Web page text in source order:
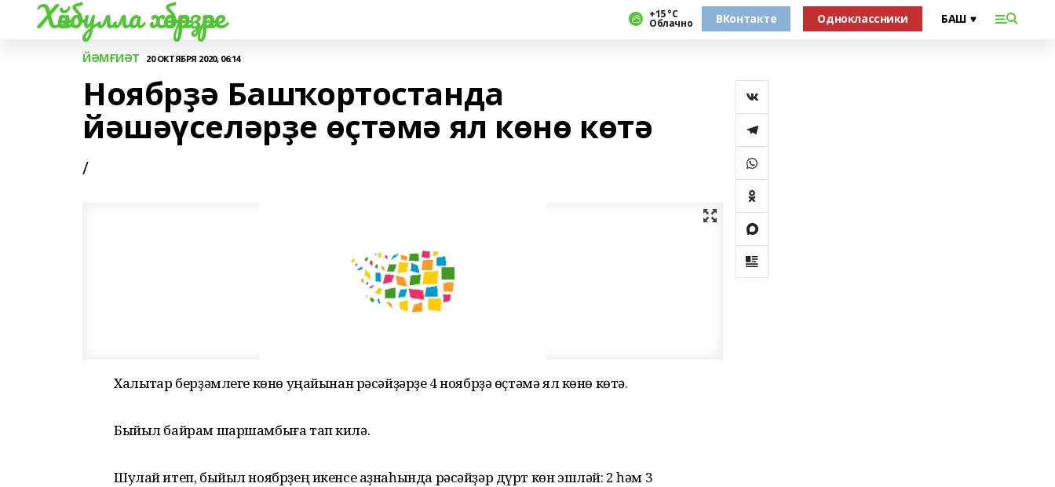
Хәйбулла хәбәрҙәре +15 °С
Облачно ВКонтакте Одноклассники
ЙӘМҒИӘТ 20 ОКТЯБРЯ 2020, 06:14
Ноябрҙә Башҡортостанда
йәшәүселәрҙе өҫтәмә ял көнө көтә
/
Халыҡтар берҙәмлеге көнө уңайынан рәсәйҙәрҙе 4 ноябрҙә өҫтәмә ял көнө көтә.
Быйыл байрам шаршамбыға тап килә.
Шулай итеп, быйыл ноябрҙең икенсе аҙнаһында рәсәйҙәр дүрт көн эшләй: 2 һәм 3